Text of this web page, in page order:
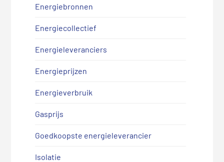
Energiebronnen
Energiecollectief
Energieleveranciers
Energieprijzen
Energieverbruik
Gasprijs
Goedkoopste energieleverancier
Isolatie